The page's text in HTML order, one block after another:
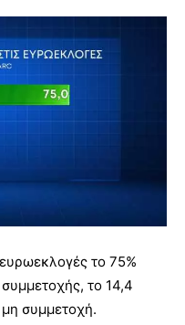
το 75%
το 14,4
συμμετοχή.